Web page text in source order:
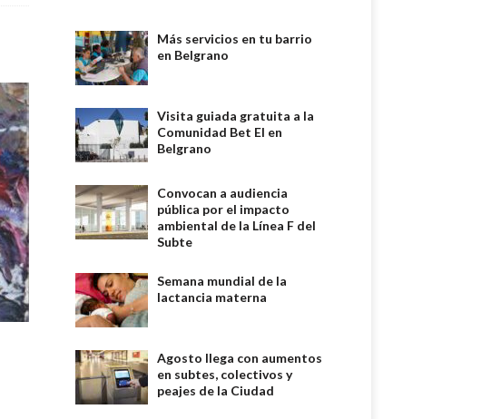
Más servicios en tu barrio
en Belgrano
Visita guiada gratuita a la
Comunidad Bet El en
Belgrano
Convocan a audiencia
pública por el impacto
ambiental de la Línea F del
Subte
Semana mundial de la
lactancia materna
Agosto llega con aumentos
en subtes, colectivos y
peajes de la Ciudad